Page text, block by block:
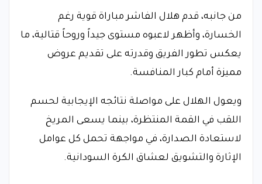
من جانبه، قدم هلال الفاشر مباراة قوية رغم
الخسارة، وأظهر لاعبوه مستوى جيداً وروحاً قتالية، ما
يعكس تطور الفريق وقدرته على تقديم عروض
مميزة أمام كبار المنافسة.
ويعول الهلال على مواصلة نتائجه الإيجابية لحسم
اللقب في القمة المنتظرة، بينما يسعى المريخ
لاستعادة الصدارة، في مواجهة تحمل كل عوامل
الإثارة والتشويق لعشاق الكرة السودانية.